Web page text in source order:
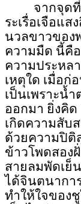
จากจุด
ระเรื่อเจือแ
นวลขาวของ
ความมืด นี้คือ
ความประหล
เหตุใด เมื่อก่
เป็นเพราะน้
ออกมา ยิ่งคิ
เกิดความสับ
ด้วยความปิติ
ข้าวโพดสอง
สายลมพัดเย็
ได้จินตนากา
ทำให้ใจของ